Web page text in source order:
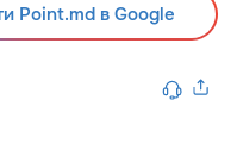
Point.md в Google